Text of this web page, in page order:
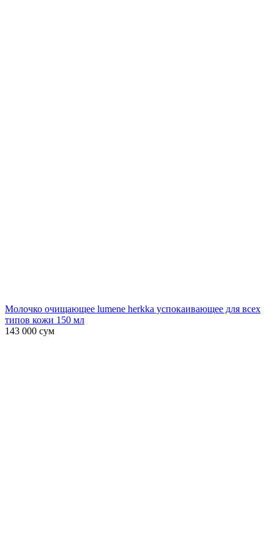
Молочко очищающее lumene herkka успокаивающее для всех
типов кожи 150 мл
143 000 сум